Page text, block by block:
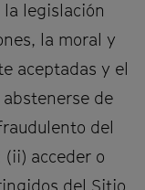
legislación
la moral y
aceptadas y el
de
del
acceder o
del Sitio